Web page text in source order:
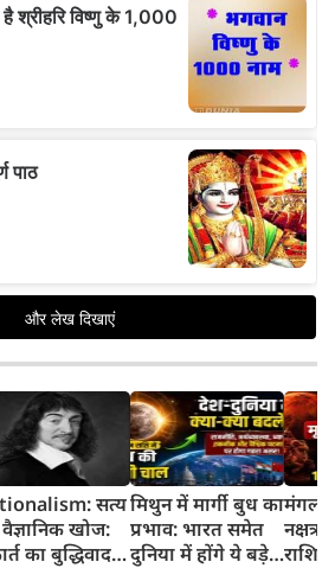
सत्य
खोज:
का बुद्धिवाद
मिथुन में मार्गी बुध का
प्रभाव: भारत समेत
दुनिया में होंगे ये बड़े
मंगल
नक्षत्र